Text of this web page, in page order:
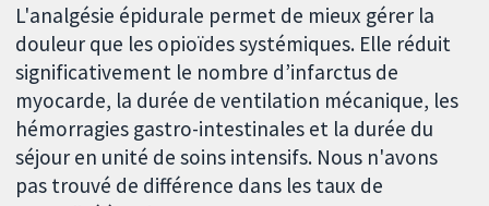
L'analgésie épidurale permet de mieux gérer la
douleur que les opioïdes systémiques. Elle réduit
significativement le nombre d’infarctus de
myocarde, la durée de ventilation mécanique, les
hémorragies gastro-intestinales et la durée du
séjour en unité de soins intensifs. Nous n'avons
pas trouvé de différence dans les taux de